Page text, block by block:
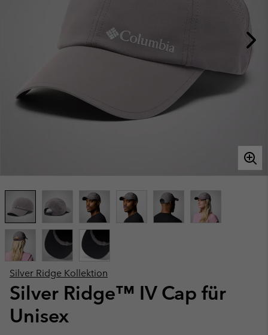
Silver Ridge Kollektion
Silver Ridge™ IV Cap für
Unisex